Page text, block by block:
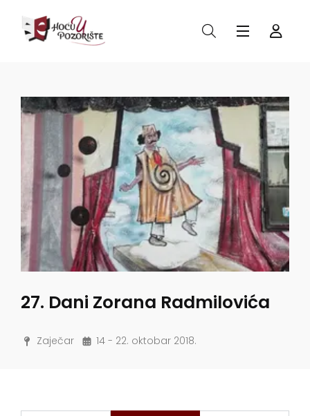
27. Dani Zorana Radmilovića
Zaječar 14 - 22. oktobar 2018.